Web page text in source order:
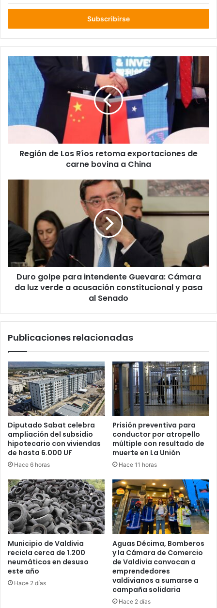
correo
Región
de
Los
retoma
exportaciones
bovina
Región de Los Ríos retoma exportaciones de
carne bovina a China
intendente
Guevara:
Cámara
verde
acusación
pasa
Senado
Duro golpe para intendente Guevara: Cámara
da luz verde a acusación constitucional y pasa
al Senado
Publicaciones relacionadas
Diputado Sabat celebra
ampliación del subsidio
hipotecario con viviendas
de hasta 6.000 UF
Hace 6 horas
Prisión preventiva para
conductor por atropello
múltiple con resultado de
muerte en La Unión
Hace 11 horas
Municipio de Valdivia
recicla cerca de 1.200
neumáticos en desuso
este año
Hace 2 días
Aguas Décima, Bomberos
y la Cámara de Comercio
de Valdivia convocan a
emprendedores
valdivianos a sumarse a
campaña solidaria
Hace 2 días